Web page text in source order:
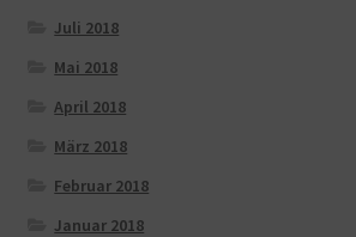
Juli 2018
Mai 2018
April 2018
März 2018
Februar 2018
Januar 2018